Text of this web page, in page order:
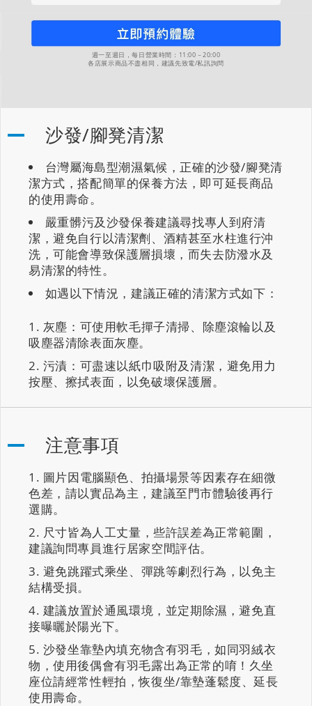
週一至週日，每日營業時間：11:00－20:00
各店展示商品不盡相同，建議先致電/私訊詢問
沙發/腳凳清潔
台灣屬海島型潮濕氣候，正確的沙發/腳凳清
潔方式，搭配簡單的保養方法，即可延長商品
的使用壽命。
嚴重髒污及沙發保養建議尋找專人到府清
潔，避免自行以清潔劑、酒精甚至水柱進行沖
洗，可能會導致保護層損壞，而失去防潑水及
易清潔的特性。
如遇以下情況，建議正確的清潔方式如下：
灰塵：可使用軟毛撣子清掃、除塵滾輪以及
吸塵器清除表面灰塵。
污漬：可盡速以紙巾吸附及清潔，避免用力
按壓、擦拭表面，以免破壞保護層。
注意事項
圖片因電腦顯色、拍攝場景等因素存在細微
色差，請以實品為主，建議至門市體驗後再行
選購。
尺寸皆為人工丈量，些許誤差為正常範圍，
建議詢問專員進行居家空間評估。
避免跳躍式乘坐、彈跳等劇烈行為，以免主
結構受損。
建議放置於通風環境，並定期除濕，避免直
接曝曬於陽光下。
沙發坐靠墊內填充物含有羽毛，如同羽絨衣
物，使用後偶會有羽毛露出為正常的唷！久坐
座位請經常性輕拍，恢復坐/靠墊蓬鬆度、延長
使用壽命。